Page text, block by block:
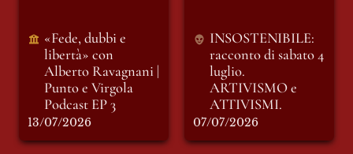
«Fede, dubbi e
libertà» con
Alberto Ravagnani |
Punto e Virgola
Podcast EP 3
13/07/2026
INSOSTENIBILE:
racconto di sabato 4
luglio.
ARTIVISMO e
ATTIVISMI.
07/07/2026